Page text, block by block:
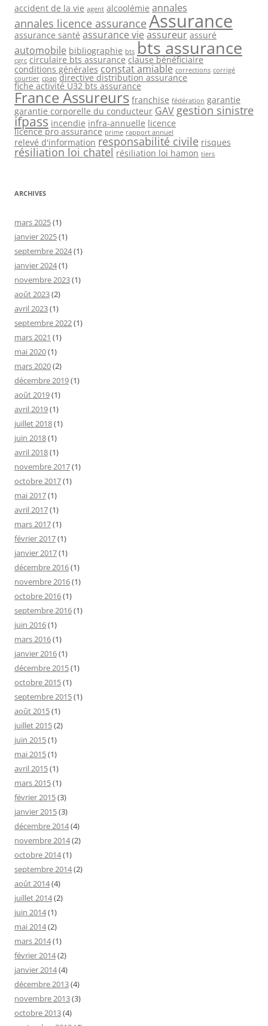
accident de la vie agent alcoolémie annales
annales licence assurance Assurance
assurance santé assurance vie assureur assuré
automobile bibliographie bts bts assurance
cgrc circulaire bts assurance clause bénéficiaire
conditions générales constat amiable corrections corrigé
courtier cpap directive distribution assurance
fiche activité U32 bts assurance
France Assureurs franchise fédération garantie
garantie corporelle du conducteur GAV gestion sinistre
ifpass incendie infra-annuelle licence
licence pro assurance prime rapport annuel
relevé d'information responsabilité civile risques
résiliation loi chatel résiliation loi hamon tiers
ARCHIVES
mars 2025(1)
janvier 2025(1)
septembre 2024(1)
janvier 2024(1)
novembre 2023(1)
août 2023(2)
avril 2023(1)
septembre 2022(1)
mars 2021 (1)
mai 2020(1)
mars 2020(2)
décembre 2019(1)
août 2019(1)
avril 2019(1)
juillet 2018(1)
juin 2018(1)
avril 2018(1)
novembre 2017(1)
octobre 2017(1)
mai 2017(1)
avril 2017(1)
mars 2017(1)
février 2017(1)
janvier 2017(1)
décembre 2016(1)
novembre 2016(1)
octobre 2016(1)
septembre 2016(1)
juin 2016(1)
mars 2016(1)
janvier 2016(1)
décembre 2015(1)
octobre 2015(1)
septembre 2015(1)
août 2015(1)
juillet 2015(2)
juin 2015(1)
mai 2015(1)
avril 2015(1)
mars 2015(1)
février 2015(3)
janvier 2015(3)
décembre 2014(4)
novembre 2014(2)
octobre 2014(1)
septembre 2014(2)
août 2014(4)
juillet 2014(2)
juin 2014(1)
mai 2014(2)
mars 2014(1)
février 2014(2)
janvier 2014(4)
décembre 2013(4)
novembre 2013(3)
octobre 2013(4)